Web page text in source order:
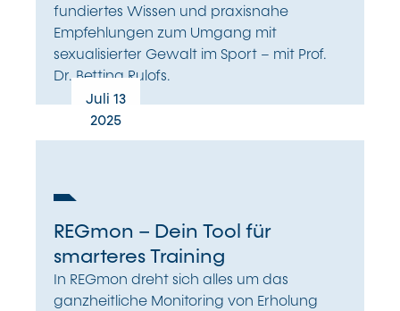
fundiertes Wissen und praxisnahe
Empfehlungen zum Umgang mit
sexualisierter Gewalt im Sport – mit Prof.
Dr. Bettina Rulofs.
Juli 13
2025
REGmon – Dein Tool für
smarteres Training
In REGmon dreht sich alles um das
ganzheitliche Monitoring von Erholung